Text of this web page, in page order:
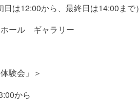
から、最終日は14:00まで）
ホール ギャラリー
験会」＞
から